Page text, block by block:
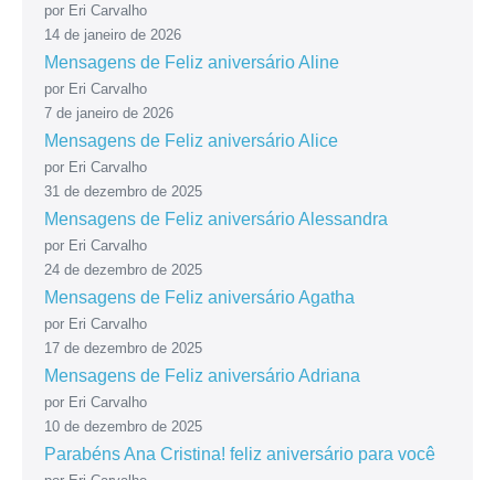
por Eri Carvalho
14 de janeiro de 2026
Mensagens de Feliz aniversário Aline
por Eri Carvalho
7 de janeiro de 2026
Mensagens de Feliz aniversário Alice
por Eri Carvalho
31 de dezembro de 2025
Mensagens de Feliz aniversário Alessandra
por Eri Carvalho
24 de dezembro de 2025
Mensagens de Feliz aniversário Agatha
por Eri Carvalho
17 de dezembro de 2025
Mensagens de Feliz aniversário Adriana
por Eri Carvalho
10 de dezembro de 2025
Parabéns Ana Cristina! feliz aniversário para você